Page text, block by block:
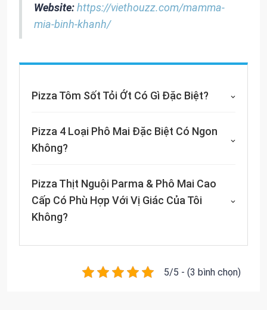
Website:https://viethouzz.com/mamma-
mia-binh-khanh/
Pizza Tôm Sốt Tỏi Ớt Có Gì Đặc Biệt?
Pizza 4 Loại Phô Mai Đặc Biệt Có Ngon
Không?
Pizza Thịt Nguội Parma & Phô Mai Cao
Cấp Có Phù Hợp Với Vị Giác Của Tôi
Không?
5/5 - (3 bình chọn)